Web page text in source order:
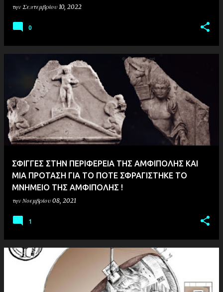
την Σεπτεμβρίου 10, 2022
0
ΣΦΙΓΓΕΣ ΣΤΗΝ ΠΕΡΙΦΕΡΕΙΑ ΤΗΣ ΑΜΦΙΠΟΛΗΣ ΚΑΙ
ΜΙΑ ΠΡΟΤΑΣΗ ΓΙΑ ΤΟ ΠΟΤΕ ΣΦΡΑΓΙΣΤΗΚΕ ΤΟ
ΜΝΗΜΕΙΟ ΤΗΣ ΑΜΦΙΠΟΛΗΣ !
την Νοεμβρίου 08, 2021
1